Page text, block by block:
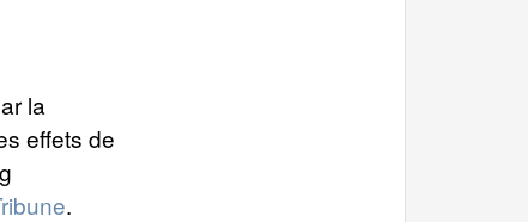
la
effets de
.